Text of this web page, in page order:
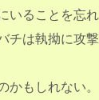
いることを忘
は執拗に攻撃
もしれない。